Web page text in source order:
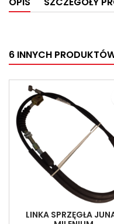
6 INNYCH
LINKA SPRZĘGŁA